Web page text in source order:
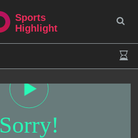
Sports
Highlight
Sorry!